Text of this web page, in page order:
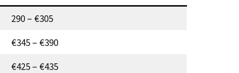
290 – €305
€345 – €390
€425 – €435